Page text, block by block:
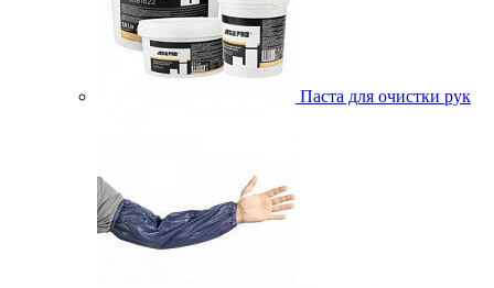
Паста для очистки рук